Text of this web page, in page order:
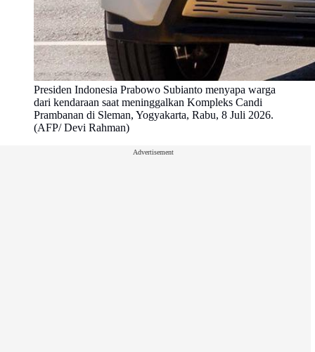
Presiden Indonesia Prabowo Subianto menyapa warga
dari kendaraan saat meninggalkan Kompleks Candi
Prambanan di Sleman, Yogyakarta, Rabu, 8 Juli 2026.
(AFP/ Devi Rahman)
Advertisement